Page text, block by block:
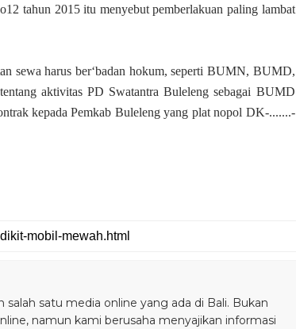
tahun 2015 itu menyebut pemberlakuan paling lambat
sewa harus ber‘badan hokum, seperti BUMN, BUMD,
aktivitas PD Swatantra Buleleng sebagai BUMD
kepada Pemkab Buleleng yang plat nopol DK-.......-
satu media online yang ada di Bali. Bukan
namun kami berusaha menyajikan informasi